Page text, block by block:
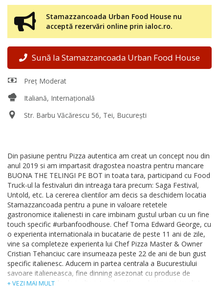
Stamazzancoada Urban Food House nu
acceptă rezervări online prin ialoc.ro.
Sună la Stamazzancoada Urban Food House
Preț Moderat
Italiană, Internațională
Str. Barbu Văcărescu 56, Tei, București
Din pasiune pentru Pizza autentica am creat un concept nou din
anul 2019 si am impartasit dragostea noastra pentru mancare
BUONA THE TELINGI PE BOT in toata tara, participand cu Food
Truck-ul la festivaluri din intreaga tara precum: Saga Festival,
Untold, etc. La cererea clientilor am decis sa deschidem locatia
Stamazzancoada pentru a pune in valoare retetele
gastronomice italienesti in care imbinam gustul urban cu un fine
touch specific #urbanfoodhouse. Chef Toma Edward George, cu
o experienta internationala in bucatarie de peste 11 ani de zile,
vine sa completeze experienta lui Chef Pizza Master & Owner
Cristian Tehanciuc care insumeaza peste 22 de ani de bun gust
specific italienesc. Aducem in partea centrala a Bucurestiului
savoare italieneasca, fine dinning asezonat cu produse de
calitate, la standarde inalte intr-o locatie cu design minimalist, cu
+ VEZI MAI MULT